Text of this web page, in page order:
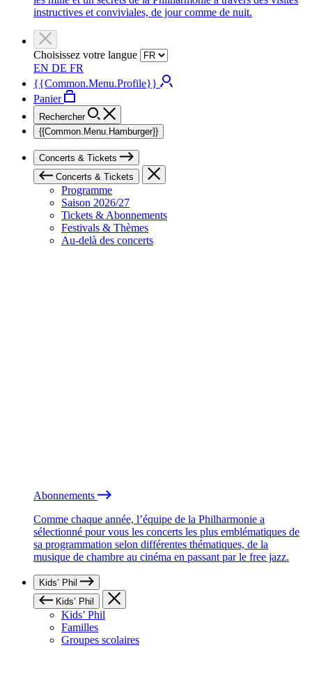
instructives et conviviales, de jour comme de nuit.
Choisissez votre langue
EN DE FR
{{Common.Menu.Profile}}
Panier
Rechercher
{{Common.Menu.Hamburger}}
Concerts & Tickets
Concerts & Tickets
Programme
Saison 2026/27
Tickets & Abonnements
Festivals & Thèmes
Au-delà des concerts
Abonnements
Comme chaque année, l’équipe de la Philharmonie a
sélectionné pour vous les concerts les plus emblématiques de
sa programmation selon différentes thématiques, de la
musique de chambre au cinéma en passant par le free jazz.
Kids’ Phil
Kids’ Phil
Kids’ Phil
Familles
Groupes scolaires